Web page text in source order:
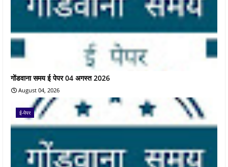
गोंडवाना समय ई पेपर 04 अगस्त 2026
August 04, 2026
ई-पेपर